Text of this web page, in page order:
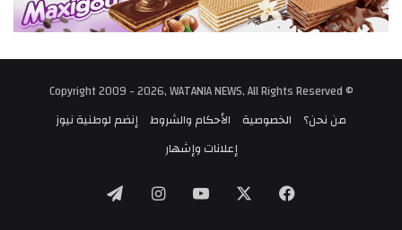
© Copyright 2009 - 2026, WATANIA NEWS, All Rights Reserved
من نحن؟
الخصوصية الأحكام والشروط إنضم لوطنية نيوز
إعلانات وإشهار
فيسبوك ‫YouTube انستقرام